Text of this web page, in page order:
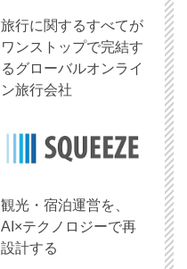
旅行に関するすべてが
ワンストップで完結す
るグローバルオンライ
ン旅行会社
観光・宿泊運営を、
AI×テクノロジーで再
設計する